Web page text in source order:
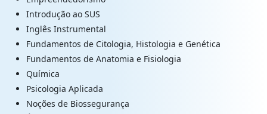
Introdução ao SUS
Inglês Instrumental
Fundamentos de Citologia, Histologia e Genética
Fundamentos de Anatomia e Fisiologia
Química
Psicologia Aplicada
Noções de Biossegurança